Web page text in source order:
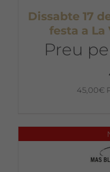
Dissabte 17
festa a
Preu
45,00€